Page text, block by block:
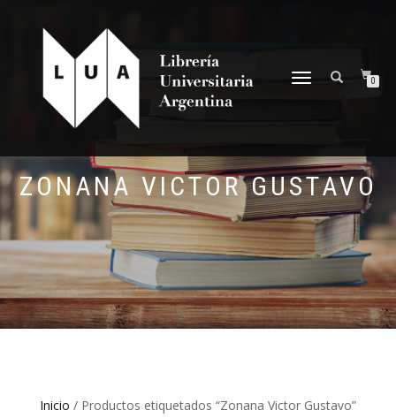
NAVEGACIÓN
0
ZONANA VICTOR GUSTAVO
Inicio / Productos etiquetados “Zonana Victor Gustavo”